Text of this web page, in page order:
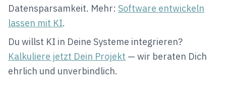
Datensparsamkeit. Mehr: Software entwickeln
lassen mit KI.
Du willst KI in Deine Systeme integrieren?
Kalkuliere jetzt Dein Projekt — wir beraten Dich
ehrlich und unverbindlich.